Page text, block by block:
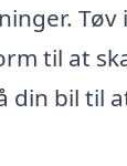
Tøv
til at
din bil til